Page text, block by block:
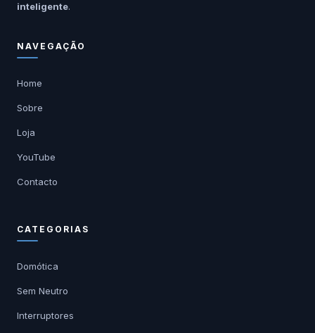
inteligente.
NAVEGAÇÃO
Home
Sobre
Loja
YouTube
Contacto
CATEGORIAS
Domótica
Sem Neutro
Interruptores